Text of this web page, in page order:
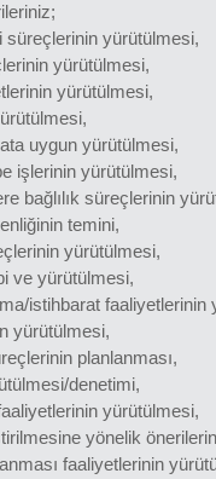
yürütülmesi,
yürütülmesi,
yürütülmesi,
uygun yürütülmesi,
işlerinin yürütülmesi,
bağlılık süreçlerinin
temini,
yürütülmesi,
ve yürütülmesi,
istihbarat faaliyetlerinin
yürütülmesi,
planlanması,
denetimi,
yürütülmesi,
yönelik
faaliyetlerinin